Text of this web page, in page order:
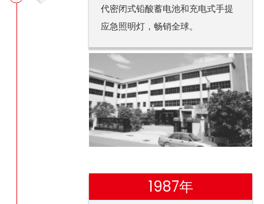
代密闭式铅酸蓄电池和充电式手提
应急照明灯，畅销全球。
1987年